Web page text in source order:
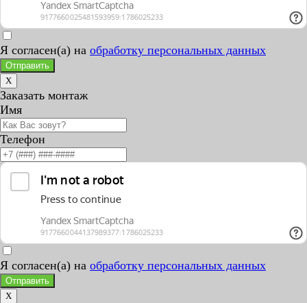
Я согласен(а) на обработку персональных данных
Отправить
X
Заказать монтаж
Имя
Телефон
Я согласен(а) на обработку персональных данных
Отправить
X